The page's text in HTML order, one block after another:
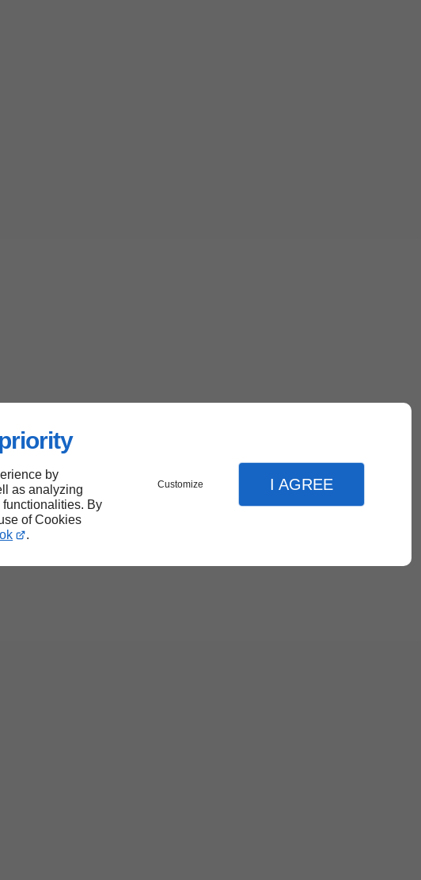
by
as analyzing
By
of Cookies
.
Customize I AGREE